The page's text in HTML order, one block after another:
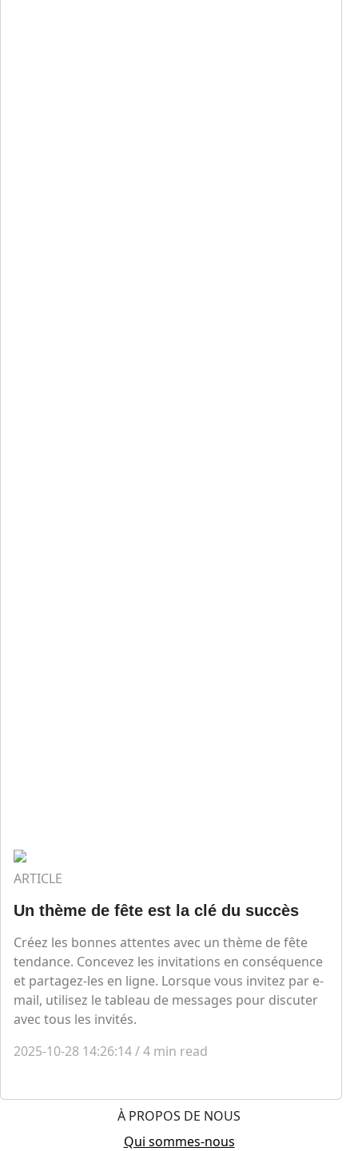
ARTICLE
Un thème de fête est la clé du succès
Créez les bonnes attentes avec un thème de fête
tendance. Concevez les invitations en conséquence
et partagez-les en ligne. Lorsque vous invitez par e-
mail, utilisez le tableau de messages pour discuter
avec tous les invités.
2025-10-28 14:26:14/4 min read
À PROPOS DE NOUS
Qui sommes-nous